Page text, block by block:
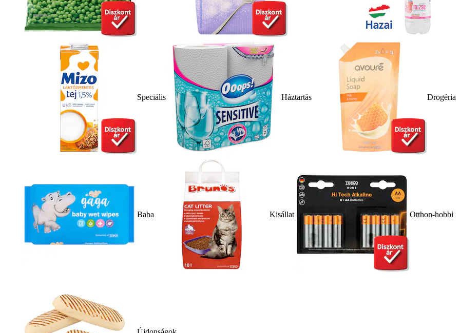
Speciális Háztartás Drogéria
Baba Kisállat Otthon-hobbi